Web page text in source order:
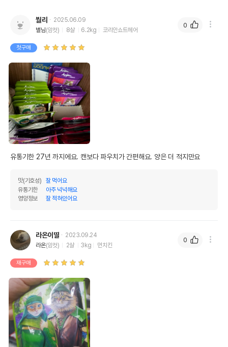
붤리
2025.06.09
별님(암컷) 8살 6.2kg 코리안쇼트헤어
첫구매
유통기한 27년 까지에요. 캔보다 파우치가 간편해요. 양은 더 적지만요
맛(기호성)
잘 먹어요
유통기한
아주 넉넉해요
영양정보
잘 적혀있어요
0
라온이딸
2023.09.24
라온(암컷) 2살 3kg 먼치킨
재구매
0